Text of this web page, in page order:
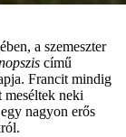
a szemeszter
című
Francit mindig
meséltek neki
nagyon erős